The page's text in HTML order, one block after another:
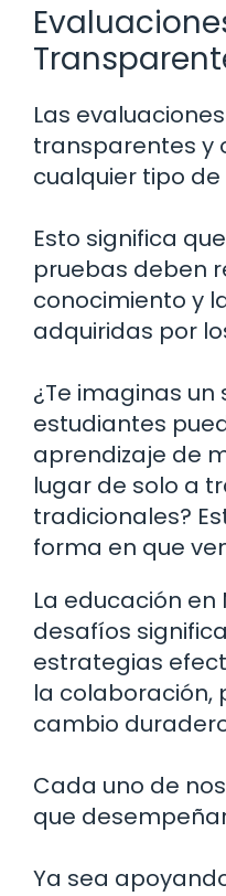
Las
transparentes y
cualquier tipo de
Esto significa
pruebas deben
conocimiento y
adquiridas por
¿Te imaginas
estudiantes
aprendizaje de
lugar de solo a
tradicionales?
forma en que
La educación
desafíos
estrategias
la colaboración,
cambio
Cada uno de
que
Ya sea